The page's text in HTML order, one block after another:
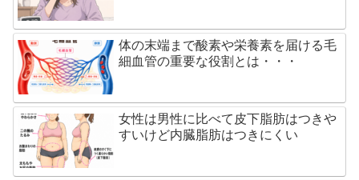
体の末端まで酸素や栄養素を届ける毛
細血管の重要な役割とは・・・
女性は男性に比べて皮下脂肪はつきや
すいけど内臓脂肪はつきにくい